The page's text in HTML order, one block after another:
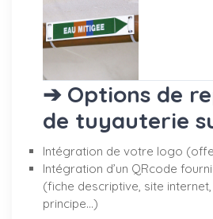
➔ Options de
de tuyauterie
Intégration de votre logo
Intégration d’un QRcode
(fiche descriptive, site
principe…)